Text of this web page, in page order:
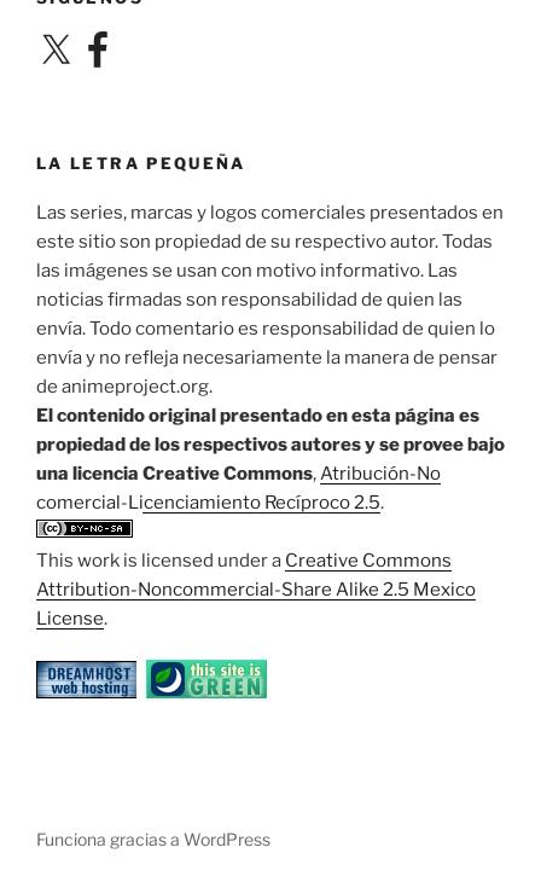
X Facebook
LA LETRA PEQUEÑA
Las series, marcas y logos comerciales presentados en
este sitio son propiedad de su respectivo autor. Todas
las imágenes se usan con motivo informativo. Las
noticias firmadas son responsabilidad de quien las
envía. Todo comentario es responsabilidad de quien lo
envía y no refleja necesariamente la manera de pensar
de animeproject.org.
El contenido original presentado en esta página es
propiedad de los respectivos autores y se provee bajo
una licencia Creative Commons,Atribución-No
comercial-Licenciamiento Recíproco 2.5.
This work is licensed under a Creative Commons
Attribution-Noncommercial-Share Alike 2.5 Mexico
License.
Funciona gracias a WordPress